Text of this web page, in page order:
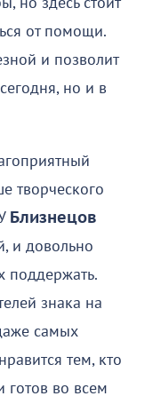
от помощи.
и позволит
но и в
творческого
Близнецов
и довольно
поддержать.
знака на
самых
тем, кто
готов во всем